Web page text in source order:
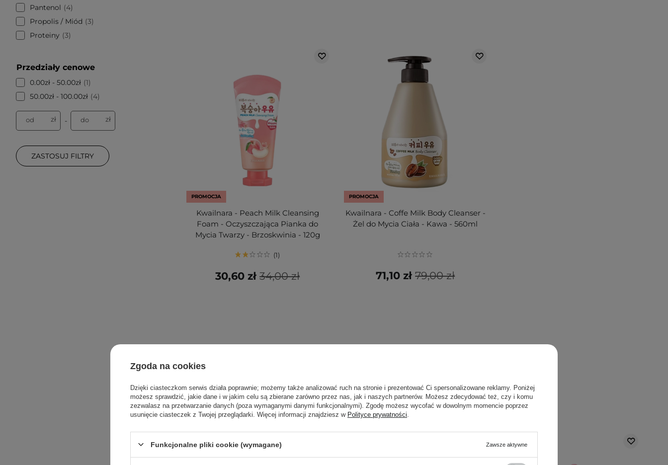
Pantenol
4
Propolis / Miód
3
Proteiny
3
Przedziały cenowe
0.00zł - 50.00zł 1
50.00zł - 100.00zł
4
od zł - do zł
ZASTOSUJ FILTRY
PROMOCJA
Kwailnara - Peach Milk Cleansing
Foam - Oczyszczająca Pianka do
Mycia Twarzy - Brzoskwinia - 120g
1
34,00 zł
30,60 zł
PROMOCJA
Kwailnara - Coffe Milk Body Cleanser -
Żel do Mycia Ciała - Kawa - 560ml
79,00 zł
71,10 zł
Rekomendowane dla Ciebie
Zgoda na cookies
Dzięki ciasteczkom serwis działa poprawnie; możemy także analizować ruch na stronie i prezentować Ci spersonalizowane reklamy. Poniżej
możesz sprawdzić, jakie dane i w jakim celu są zbierane zarówno przez nas, jak i naszych partnerów. Możesz zdecydować też, czy i komu
zezwalasz na przetwarzanie danych (poza wymaganymi danymi funkcjonalnymi). Zgodę możesz wycofać w dowolnym momencie poprzez
usunięcie ciasteczek z Twojej przeglądarki. Więcej informacji znajdziesz w Polityce prywatności
Funkcjonalne pliki cookie (wymagane) Zawsze aktywne